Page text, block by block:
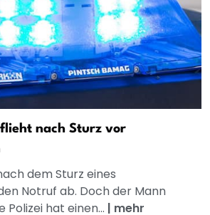
nach Sturz vor
dem Sturz eines
Notruf ab. Doch der Mann
Polizei hat einen... | mehr